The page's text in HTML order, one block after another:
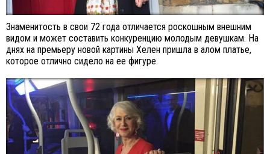
Знаменитость в свои 72 года отличается роскошным внешним
видом и может составить конкуренцию молодым девушкам. На
днях на премьеру новой картины Хелен пришла в алом платье,
которое отлично сидело на ее фигуре.